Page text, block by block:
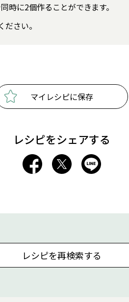
時に2個作ることができます。
さい。
マイレシピに保存
レシピをシェアする
レシピを再検索する